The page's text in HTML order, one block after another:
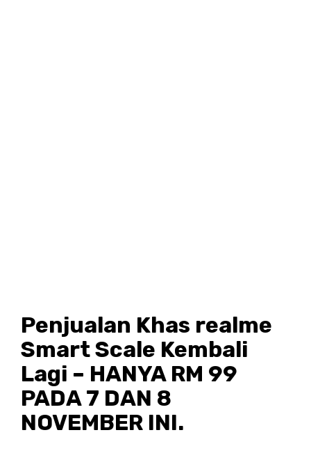
Penjualan Khas realme
Smart Scale Kembali
Lagi – HANYA RM 99
PADA 7 DAN 8
NOVEMBER INI.